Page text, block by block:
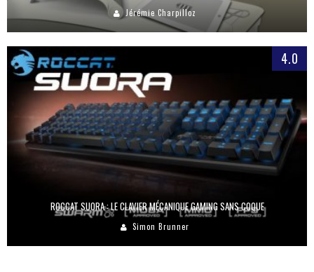
Jérémie Charpilloz
4.0
ROCCAT SUORA : LE CLAVIER MÉCANIQUE GAMING SANS COQUE
Simon Brunner